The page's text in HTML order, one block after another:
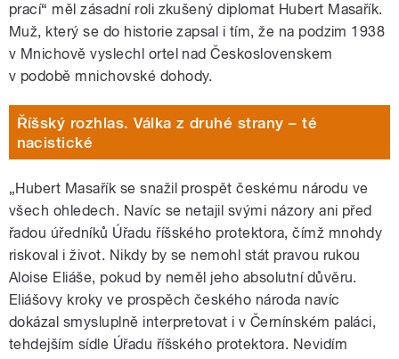
prací“ měl zásadní roli zkušený diplomat Hubert Masařík.
Muž, který se do historie zapsal i tím, že na podzim 1938
v Mnichově vyslechl ortel nad Československem
v podobě mnichovské dohody.
Říšský rozhlas. Válka z druhé strany – té
nacistické
„Hubert Masařík se snažil prospět českému národu ve
všech ohledech. Navíc se netajil svými názory ani před
řadou úředníků Úřadu říšského protektora, čímž mnohdy
riskoval i život. Nikdy by se nemohl stát pravou rukou
Aloise Eliáše, pokud by neměl jeho absolutní důvěru.
Eliášovy kroky ve prospěch českého národa navíc
dokázal smysluplně interpretovat i v Černínském paláci,
tehdejším sídle Úřadu říšského protektora. Nevidím